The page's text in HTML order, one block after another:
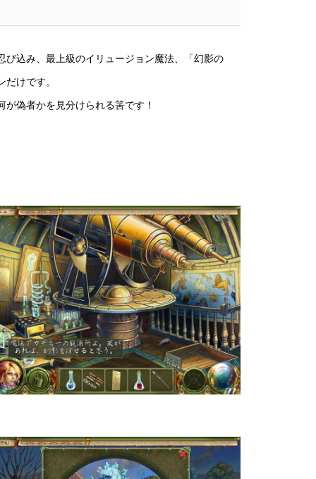
込み、最上級のイリュージョン魔法、「幻影の
けです。
偽者かを見分けられる筈です！